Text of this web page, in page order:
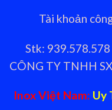
Tài khoản
Stk:
CÔNG TY TNHH
Inox Việt Nam: Uy